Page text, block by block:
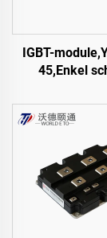
IGBT-
45,Enkel